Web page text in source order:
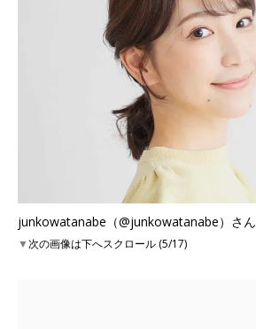
junkowatanabe（@junkowatanabe）さん
▼次の画像は下へスクロール (5/17)